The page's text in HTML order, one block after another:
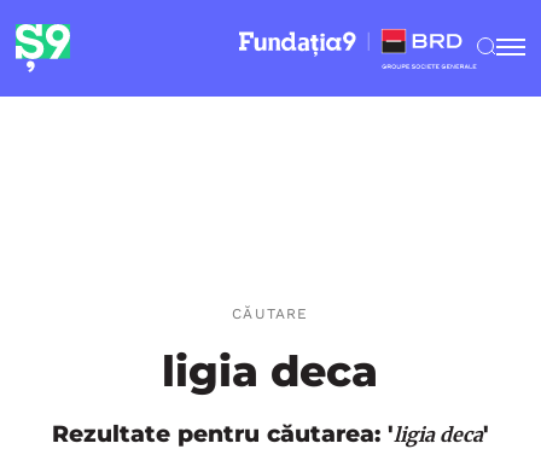
CĂUTARE
ligia deca
Rezultate pentru căutarea: 'ligia deca'